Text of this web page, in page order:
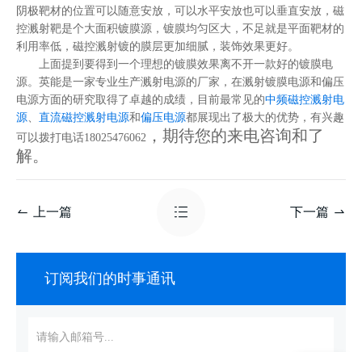
阴极靶材的位置可以随意安放，可以水平安放也可以垂直安放，磁
控溅射靶是个大面积镀膜源，镀膜均匀区大，不足就是平面靶材的
利用率低，磁控溅射镀的膜层更加细腻，装饰效果更好。
上面提到要得到一个理想的镀膜效果离不开一款好的镀膜电
源。英能是一家专业生产溅射电源的厂家，在溅射镀膜电源和偏压
电源方面的研究取得了卓越的成绩，目前最常见的中频磁控溅射电
源
直流磁控溅射电源和偏压电源都展现出了极大的优势，有兴趣
可以拨打电话18025476062
，期待您的来电咨询和了
解。
上一篇 下一篇
订阅我们的时事通讯